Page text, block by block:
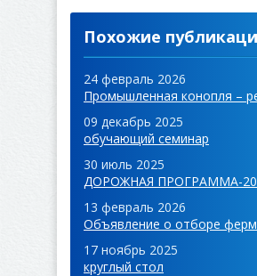
Похожие
24 февраль 2026
09 декабрь 2025
обучающий семинар
30 июль 2025
ДОРОЖНАЯ ПРОГРАММА-
13 февраль 2026
17 ноябрь 2025
круглый стол